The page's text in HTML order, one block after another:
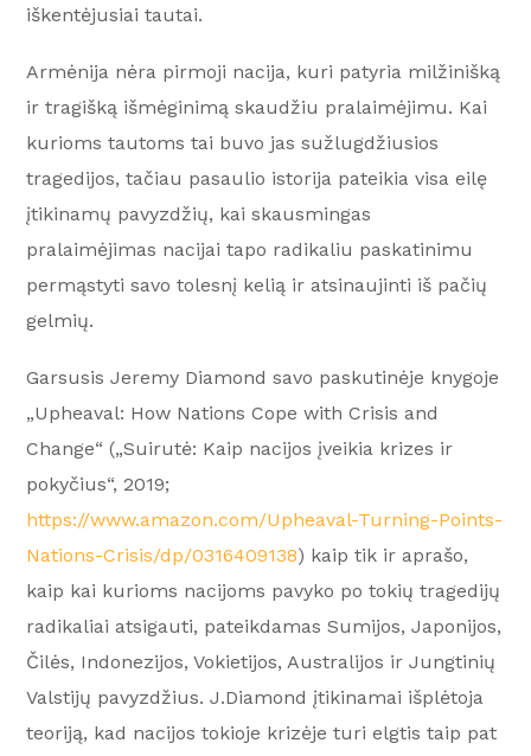
iškentėjusiai tautai.
Armėnija nėra pirmoji nacija, kuri patyria milžinišką
ir tragišką išmėginimą skaudžiu pralaimėjimu. Kai
kurioms tautoms tai buvo jas sužlugdžiusios
tragedijos, tačiau pasaulio istorija pateikia visa eilę
įtikinamų pavyzdžių, kai skausmingas
pralaimėjimas nacijai tapo radikaliu paskatinimu
permąstyti savo tolesnį kelią ir atsinaujinti iš pačių
gelmių.
Garsusis Jeremy Diamond savo paskutinėje knygoje
„Upheaval: How Nations Cope with Crisis and
Change“ („Suirutė: Kaip nacijos įveikia krizes ir
pokyčius“, 2019;
https://www.amazon.com/Upheaval-Turning-Points-
Nations-Crisis/dp/0316409138) kaip tik ir aprašo,
kaip kai kurioms nacijoms pavyko po tokių tragedijų
radikaliai atsigauti, pateikdamas Sumijos, Japonijos,
Čilės, Indonezijos, Vokietijos, Australijos ir Jungtinių
Valstijų pavyzdžius. J.Diamond įtikinamai išplėtoja
teoriją, kad nacijos tokioje krizėje turi elgtis taip pat